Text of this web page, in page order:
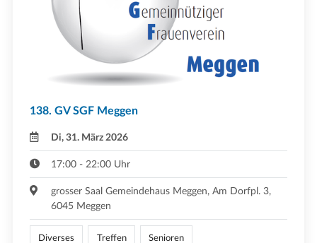
138. GV SGF Meggen
Di, 31. März 2026
17:00 - 22:00 Uhr
grosser Saal Gemeindehaus Meggen, Am Dorfpl. 3,
6045 Meggen
Diverses Treffen Senioren